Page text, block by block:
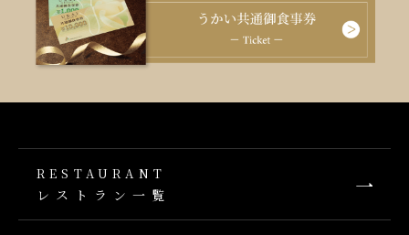
RESTAURANT
レストラン一覧